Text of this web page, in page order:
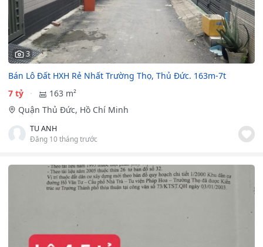
3
Bán Lô Đất HXH Rẻ Nhất Trường Thọ, Thủ Đức. 163m-7t
7 tỷ
163 m²
Quận Thủ Đức, Hồ Chí Minh
TU ANH
Đăng 10 tháng trước